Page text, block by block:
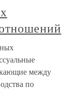
между
по